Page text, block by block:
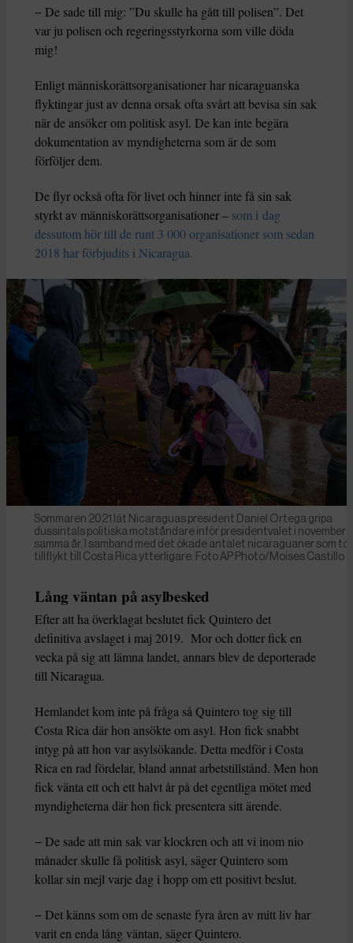
− De sade till mig: ”Du skulle ha gått till polisen”. Det
var ju polisen och regeringsstyrkorna som ville döda
mig!
Enligt människorättsorganisationer har nicaraguanska
flyktingar just av denna orsak ofta svårt att bevisa sin sak
när de ansöker om politisk asyl. De kan inte begära
dokumentation av myndigheterna som är de som
förföljer dem.
De flyr också ofta för livet och hinner inte få sin sak
styrkt av människorättsorganisationer – som i dag
dessutom hör till de runt 3 000 organisationer som sedan
2018 har förbjudits i Nicaragua.
Sommaren 2021 lät Nicaraguas president Daniel Ortega gripa
dussintals politiska motståndare inför presidentvalet i november
samma år. I samband med det ökade antalet nicaraguaner som
tillflykt till Costa Rica ytterligare. Foto AP Photo/Moises Castillo
Lång väntan på asylbesked
Efter att ha överklagat beslutet fick Quintero det
definitiva avslaget i maj 2019. Mor och dotter fick en
vecka på sig att lämna landet, annars blev de deporterade
till Nicaragua.
Hemlandet kom inte på fråga så Quintero tog sig till
Costa Rica där hon ansökte om asyl. Hon fick snabbt
intyg på att hon var asylsökande. Detta medför i Costa
Rica en rad fördelar, bland annat arbetstillstånd. Men hon
fick vänta ett och ett halvt år på det egentliga mötet med
myndigheterna där hon fick presentera sitt ärende.
− De sade att min sak var klockren och att vi inom nio
månader skulle få politisk asyl, säger Quintero som
kollar sin mejl varje dag i hopp om ett positivt beslut.
− Det känns som om de senaste fyra åren av mitt liv har
varit en enda lång väntan, säger Quintero.